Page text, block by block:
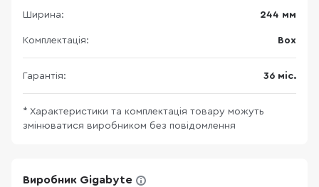
Ширина: 244 мм
Комплектація: Box
Гарантія: 36 міс.
* Характеристики та комплектація товару можуть
змінюватися виробником без повідомлення
Виробник Gigabyte